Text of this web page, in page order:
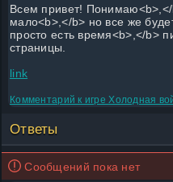
Всем привет! Понимаю<b>,</
мало<b>,</b> но все же
просто есть время<b>,</b>
страницы.
link
Комментарий к игре Холодная
Ответы
Сообщений пока нет